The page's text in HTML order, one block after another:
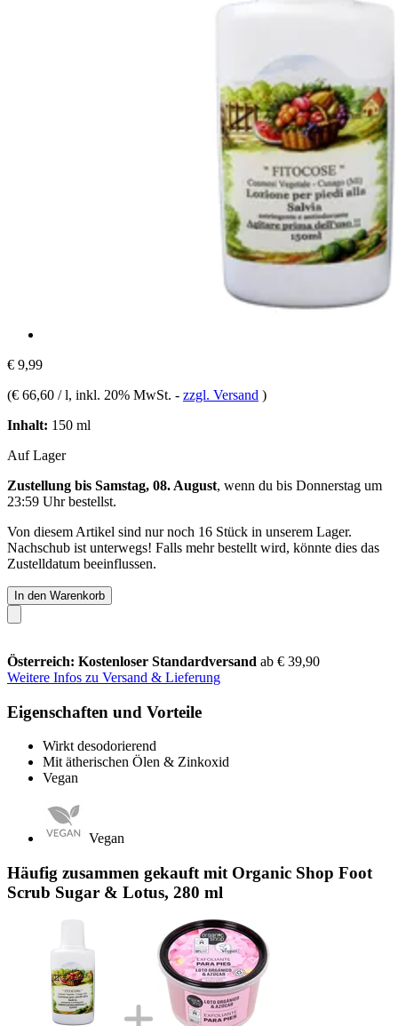
€ 9,99
(€ 66,60 / l, inkl. 20% MwSt. - zzgl. Versand )
Inhalt: 150 ml
Auf Lager
Zustellung bis Samstag, 08. August, wenn du bis Donnerstag um
23:59 Uhrbestellst.
Von diesem Artikel sind nur noch 16 Stück in unserem Lager.
Nachschub ist unterwegs! Falls mehr bestellt wird, könnte dies das
Zustelldatum beeinflussen.
In den Warenkorb
Österreich: Kostenloser Standardversand ab € 39,90
Weitere Infos zu Versand & Lieferung
Eigenschaften und Vorteile
Wirkt desodorierend
Mit ätherischen Ölen & Zinkoxid
Vegan
Vegan
Häufig zusammen gekauft mit Organic Shop Foot
Scrub Sugar & Lotus, 280 ml